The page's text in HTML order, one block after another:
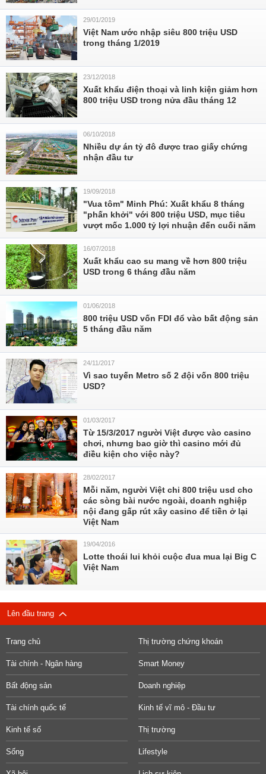
29/01/2019
Việt Nam ước nhập siêu 800 triệu USD
trong tháng 1/2019
23/12/2018
Xuất khẩu điện thoại và linh kiện giảm hơn
800 triệu USD trong nửa đầu tháng 12
06/10/2018
Nhiều dự án tỷ đô được trao giấy chứng
nhận đầu tư
19/09/2018
"Vua tôm" Minh Phú: Xuất khẩu 8 tháng
"phấn khởi" với 800 triệu USD, mục tiêu
vượt mốc 1.000 tỷ lợi nhuận đến cuối năm
16/07/2018
Xuất khẩu cao su mang về hơn 800 triệu
USD trong 6 tháng đầu năm
01/06/2018
800 triệu USD vốn FDI đổ vào bất động sản
5 tháng đầu năm
24/11/2017
Vì sao tuyến Metro số 2 đội vốn 800 triệu
USD?
01/03/2017
Từ 15/3/2017 người Việt được vào casino
chơi, nhưng bao giờ thì casino mới đủ
điều kiện cho việc này?
28/02/2017
Mỗi năm, người Việt chi 800 triệu usd cho
các sòng bài nước ngoài, doanh nghiệp
nội đang gấp rút xây casino để tiền ở lại
Việt Nam
19/04/2016
Lotte thoái lui khỏi cuộc đua mua lại Big C
Việt Nam
Lên đầu trang
Trang chủ Thị trường chứng khoán
Tài chính - Ngân hàng Smart Money
Bất động sản Doanh nghiệp
Tài chính quốc tế Kinh tế vĩ mô - Đầu tư
Kinh tế số Thị trường
Sống Lifestyle